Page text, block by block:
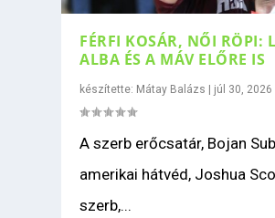
FÉRFI KOSÁR, NŐI RÖPI:
ALBA ÉS A MÁV ELŐRE IS
készítette: Mátay Balázs júl 30, 2026
A szerb erőcsatár, Bojan
amerikai hátvéd, Joshua
szerb,...